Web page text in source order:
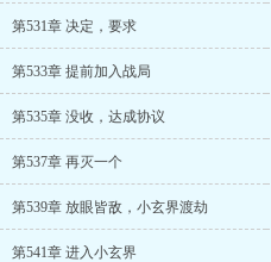
第531章 决定，要求
第533章 提前加入战局
第535章 没收，达成协议
第537章 再灭一个
第539章 放眼皆敌，小玄界渡劫
第541章 进入小玄界